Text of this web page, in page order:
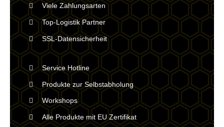
Viele Zahlungsarten
Top-Logistik Partner
SSL-Datensicherheit
Service Hotline
Produkte zur Selbstabholung
Workshops
Alle Produkte mit EU Zertifikat